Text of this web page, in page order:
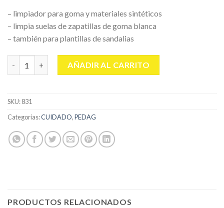
– limpiador para goma y materiales sintéticos
– limpia suelas de zapatillas de goma blanca
– también para plantillas de sandalias
PEDAG SNEAKER CLEANER 75 ML. cantidad
AÑADIR AL CARRITO
SKU:831
Categorías:CUIDADO,PEDAG
PRODUCTOS RELACIONADOS